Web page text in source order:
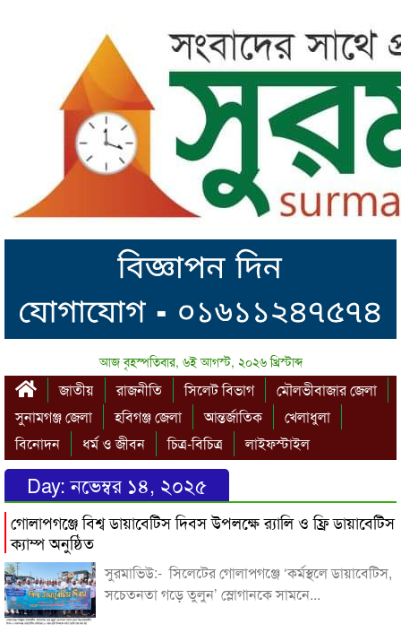
আজ বৃহস্পতিবার, ৬ই আগস্ট, ২০২৬ খ্রিস্টাব্দ
জাতীয় রাজনীতি সিলেট বিভাগ
মৌলভীবাজার জেলা
সুনামগঞ্জ জেলা
হবিগঞ্জ জেলা আন্তর্জাতিক
খেলাধুলা
বিনোদন
ধর্ম ও জীবন চিত্র-বিচিত্র লাইফস্টাইল
Day:নভেম্বর ১৪, ২০২৫
গোলাপগঞ্জে বিশ্ব ডায়াবেটিস দিবস উপলক্ষে র‌্যালি ও ফ্রি ডায়াবেটিস
ক্যাম্প অনুষ্ঠিত
সুরমাভিউ:- সিলেটের গোলাপগঞ্জে ‘কর্মস্থলে ডায়াবেটিস,
সচেতনতা গড়ে তুলুন’ স্লোগানকে সামনে...